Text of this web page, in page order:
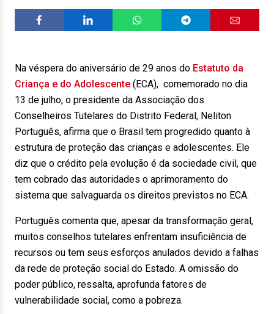
Na véspera do aniversário de 29 anos do Estatuto da
Criança e do Adolescente (ECA), comemorado no dia
13 de julho, o presidente da Associação dos
Conselheiros Tutelares do Distrito Federal, Neliton
Português, afirma que o Brasil tem progredido quanto à
estrutura de proteção das crianças e adolescentes. Ele
diz que o crédito pela evolução é da sociedade civil, que
tem cobrado das autoridades o aprimoramento do
sistema que salvaguarda os direitos previstos no ECA.
Português comenta que, apesar da transformação geral,
muitos conselhos tutelares enfrentam insuficiência de
recursos ou tem seus esforços anulados devido a falhas
da rede de proteção social do Estado. A omissão do
poder público, ressalta, aprofunda fatores de
vulnerabilidade social, como a pobreza.